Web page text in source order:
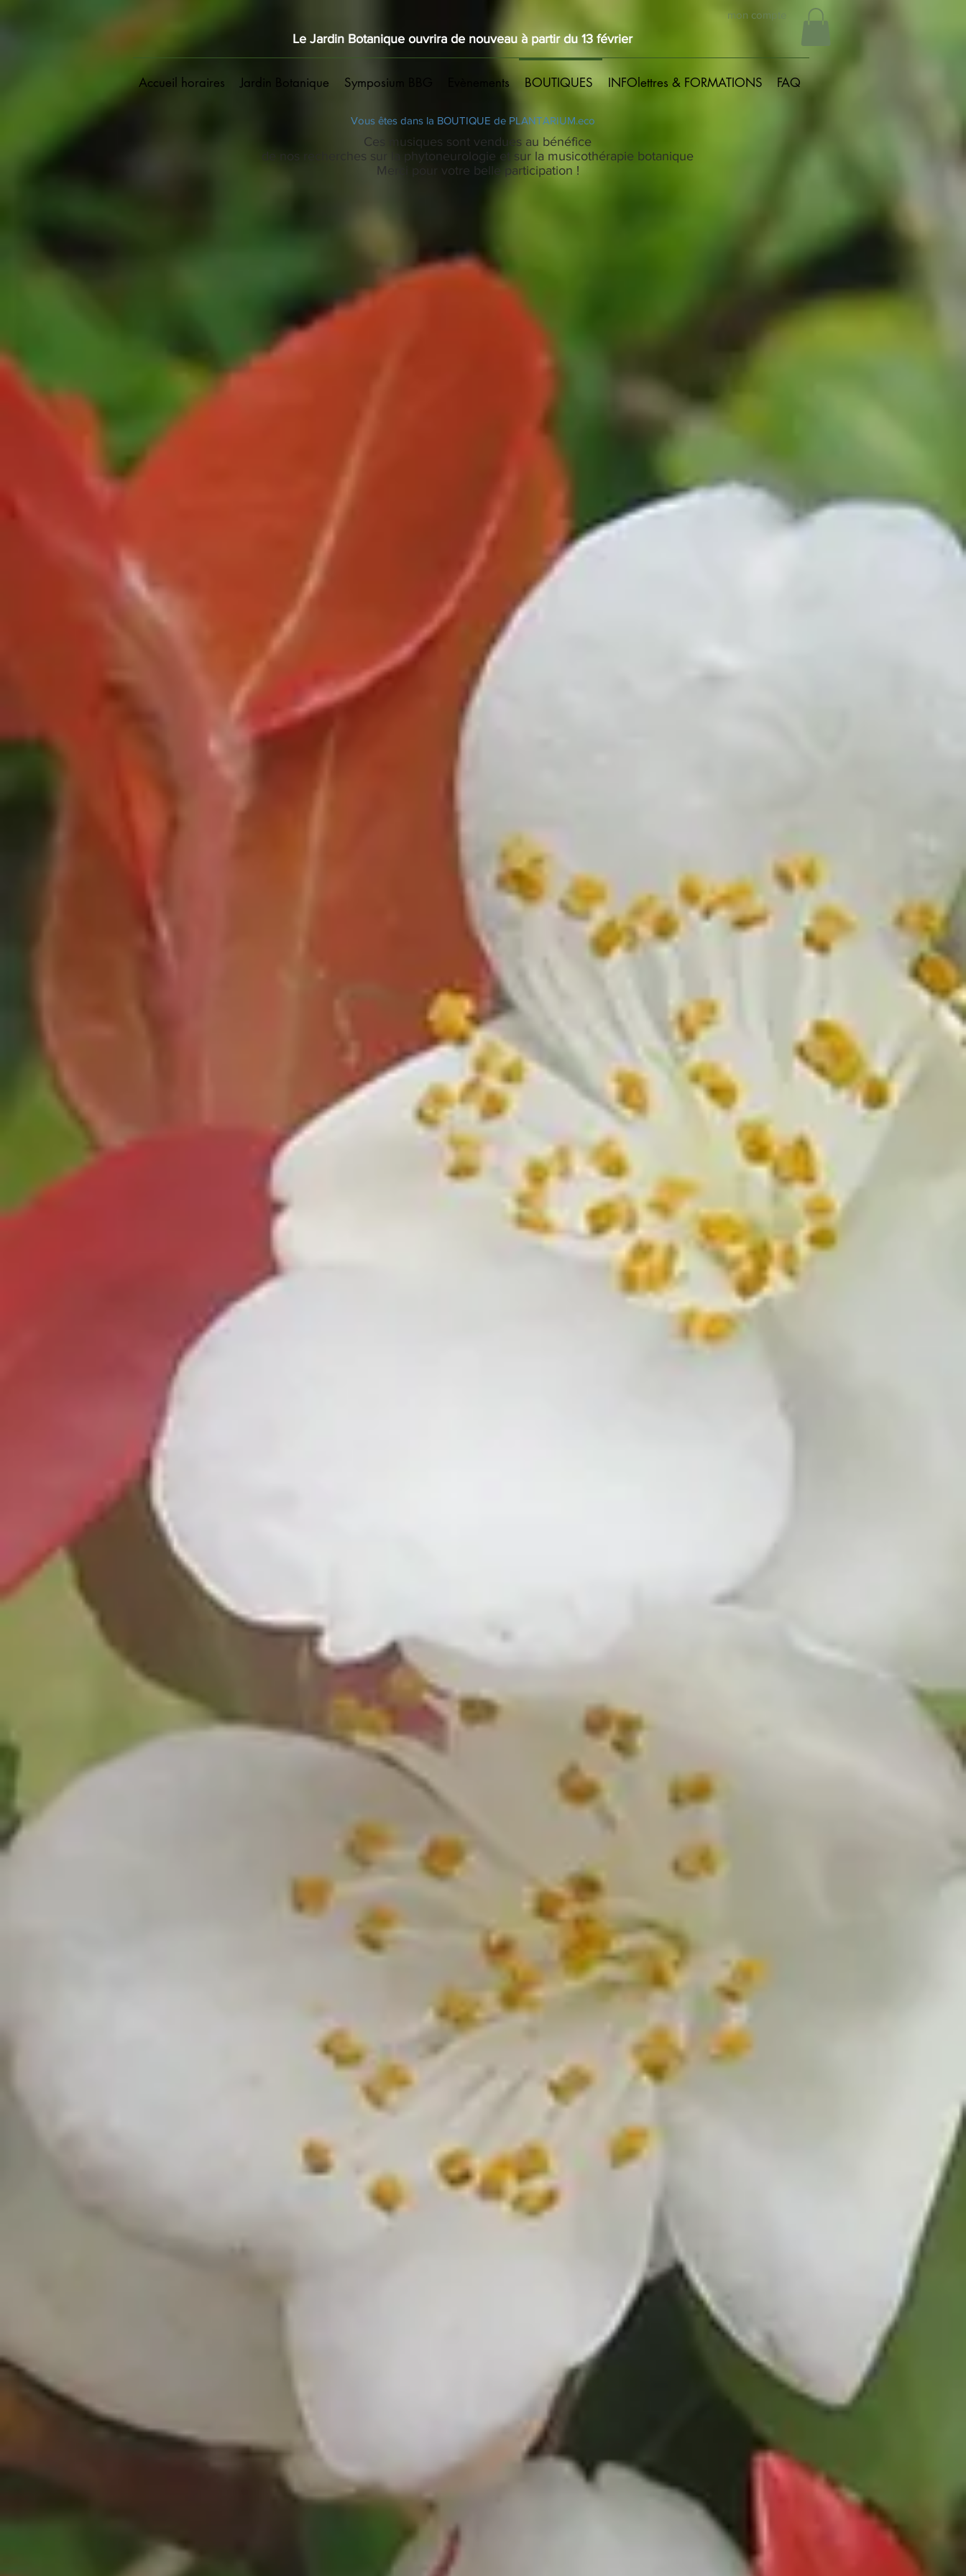
mon compte
Le Jardin Botanique ouvrira de nouveau à partir du 13 février
Accueil horaires Jardin Botanique Symposium BBG Evènements BOUTIQUES INFOlettres & FORMATIONS FAQ
Vous êtes dans la BOUTIQUE de PLANTARIUM.eco
Ces musiques sont vendues au bénéfice
de nos recherches sur la phytoneurologie et sur la musicothérapie botanique
Merci pour votre belle participation !